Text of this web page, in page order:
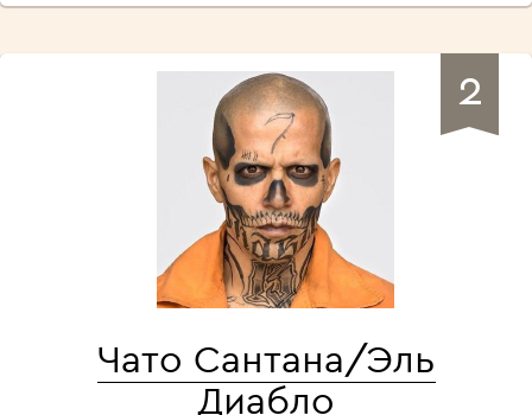
2
Чато Сантана/Эль
Диабло